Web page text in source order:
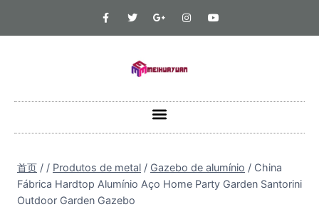
首页 / / Produtos de metal / Gazebo de alumínio / China
Fábrica Hardtop Alumínio Aço Home Party Garden Santorini
Outdoor Garden Gazebo